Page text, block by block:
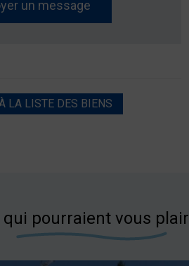
LA LISTE DES BIENS
qui pourraient vous